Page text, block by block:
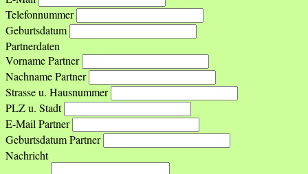
Telefonnummer
Geburtsdatum
Partnerdaten
Vorname Partner
Nachname Partner
Strasse u. Hausnummer
PLZ u. Stadt
E-Mail Partner
Geburtsdatum Partner
Nachricht